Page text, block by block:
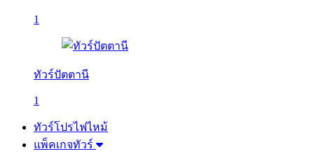
1
ทัวร์ปัตตานี
1
ทัวร์โปรไฟไหม้
แพ็คเกจทัวร์